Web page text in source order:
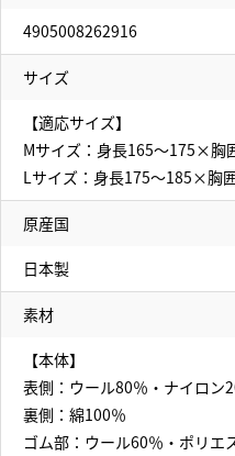
4905008262916
サイズ
【適応サイズ】
Mサイズ：身長165～175×
Lサイズ：身長175～185×胸
原産国
日本製
素材
【本体】
表側：ウール80％・ナイロン
裏側：綿100％
ゴム部：ウール60％・ポリエ